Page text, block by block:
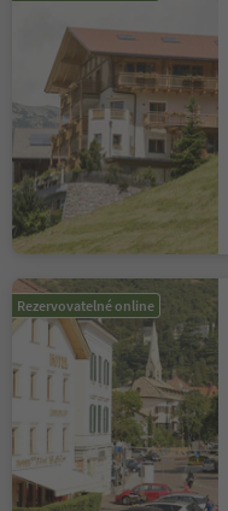
Rezervovatelné online